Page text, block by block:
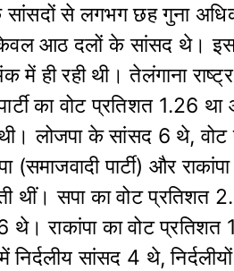
सांसदों से लगभग छह गुना
आठ दलों के सांसद थे।
ही रही थी। तेलंगाना
का वोट प्रतिशत 1.26
लोजपा के सांसद 6 थे,
पार्टी) और राकांपा
थीं। सपा का वोट प्रतिशत
राकांपा का वोट
सांसद 4 थे,